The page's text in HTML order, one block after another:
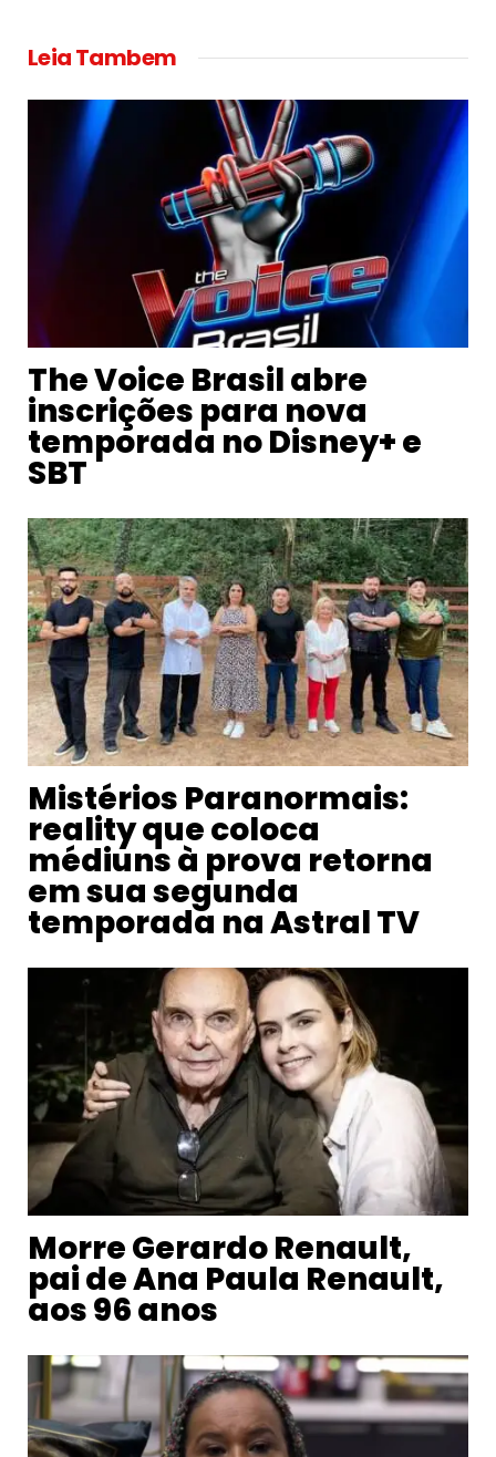
Leia Tambem
The Voice Brasil abre
inscrições para nova
temporada no Disney+ e
SBT
Mistérios Paranormais:
reality que coloca
médiuns à prova retorna
em sua segunda
temporada na Astral TV
Morre Gerardo Renault,
pai de Ana Paula Renault,
aos 96 anos